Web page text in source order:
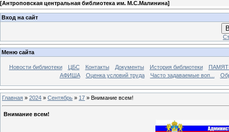
[Антроповская центральная библиотека им. М.С.Малинина]
Вход на сайт
Меню сайта
Новости библиотеки ЦБС Контакты Документы История библиотеки
АФИША
Оценка условий труда Часто задаваемые воп...
Главная » 2024 » Сентябрь » 17 » Внимание всем!
Внимание всем!